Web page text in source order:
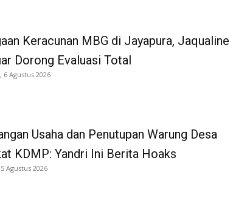
Keracunan MBG di Jayapura, Jaqualine
Dorong Evaluasi Total
6 Agustus 2026
Usaha dan Penutupan Warung Desa
KDMP: Yandri Ini Berita Hoaks
Agustus 2026